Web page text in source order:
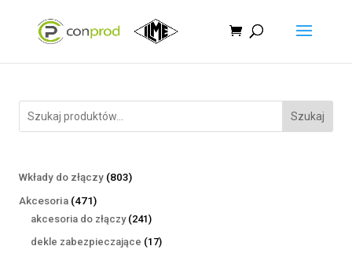
Szukaj
Wkłady do złączy 803803
Akcesoria 471471
produktów
akcesoria do złączy 241241
produktów
dekle zabezpieczające 1717